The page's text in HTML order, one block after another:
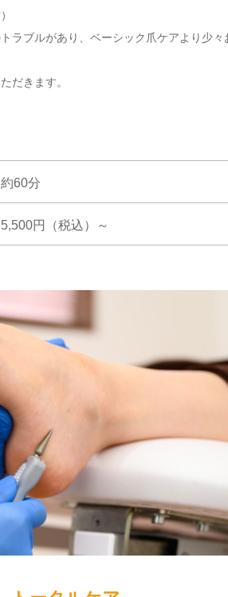
ラブルがあり、ベーシック爪ケアより少々
だきます。
約60分
5,500円（税込）～